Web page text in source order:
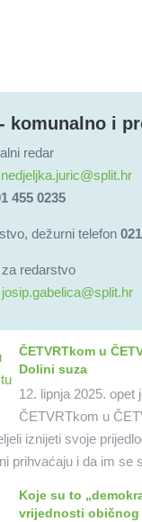
komunalno i
redar
nedjeljka.juric@split.hr
455 0235
dežurni telefon
redarstvo
josip.gabelica@split.hr
ČETVRTkom u
Dolini suza
12. lipnja 2025. opet
ČETVRTkom u
iznijeti svoje
prihvaćaju i da im se
Koje su to
vrijednosti običnog